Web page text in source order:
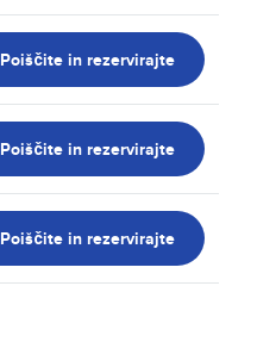
Poiščite in rezervirajte
Poiščite in rezervirajte
Poiščite in rezervirajte